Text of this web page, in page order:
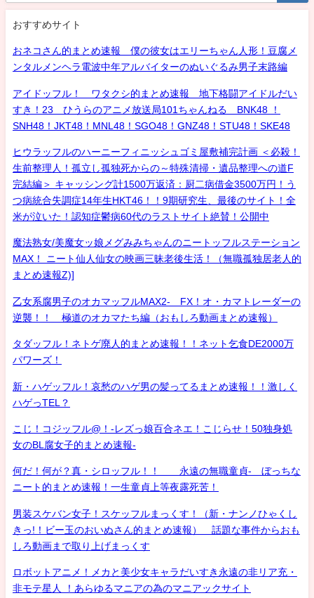
おすすめサイト
おネコさん的まとめ速報 僕の彼女はエリーちゃん人形！豆腐メ
ンタルメンヘラ電波中年アルバイターのぬいぐるみ男子末路編
アイドッフル！ ワタクシ的まとめ速報 地下格闘アイドルだい
すき！23 ひうらのアニメ放送局101ちゃんねる BNK48 ！
SNH48！JKT48！MNL48！SGO48！GNZ48！STU48！SKE48
ヒウラッフルのハーニーフィニッシュゴミ屋敷補完計画 ＜必殺！
生前整理人！孤立し孤独死からの～特殊清掃・遺品整理への道F
完結編＞ キャッシング計1500万返済：厨二病借金3500万円！う
つ病統合失調症14年生HKT46！！9期研究生、最後のサイト！全
米が泣いた！認知症鬱病60代のラストサイト絶賛！公開中
魔法熟女/美魔女ッ娘メグみみちゃんのニートッフルステーション
MAX！ ニート仙人仙女の映画三昧老後生活！（無職孤独居老人的
まとめ速報Z)]
乙女系腐男子のオカマッフルMAX2- FX！オ・カマトレーダーの
逆襲！！ 極道のオカマたち編（おもしろ動画まとめ速報）
タダッフル！ネトゲ廃人的まとめ速報！！ネット乞食DE2000万
パワーズ！
新・ハゲッフル！哀愁のハゲ男の髪ってるまとめ速報！！激しく
ハゲっTEL？
こじ！コジッフル@！-レズっ娘百合ネエ！こじらせ！50独身処
女のBL腐女子的まとめ速報-
何だ！何が？真・シロッフル！！ 永遠の無職童貞- ぼっちな
ニート的まとめ速報！一生童貞上等夜露死苦！
男装スケバン女子！スケッフルまっくす！（新・ナンノひゃくし
きっ!！ビー玉のおいぬさん的まとめ速報） 話題な事件からおも
しろ動画まで取り上げまっくす
ロボットアニメ！メカと美少女キャラだいすき永遠の非リア充・
非モテ星人 ！あらゆるマニアの為のマニアックサイト